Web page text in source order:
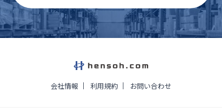
会社情報 利用規約 お問い合わせ